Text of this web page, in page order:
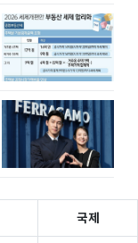
국제